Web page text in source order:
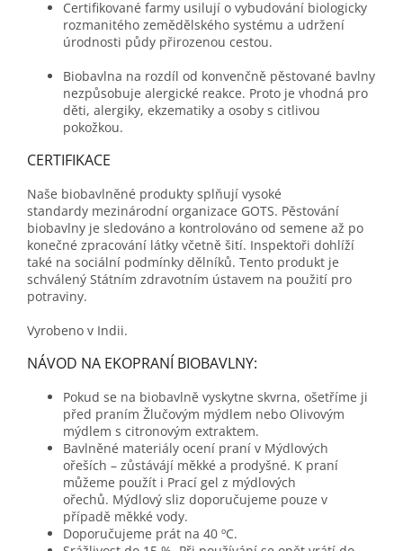
Certifikované farmy usilují o vybudování biologicky
rozmanitého zemědělského systému a udržení
úrodnosti půdy přirozenou cestou.
Biobavlna na rozdíl od konvenčně pěstované bavlny
nezpůsobuje alergické reakce. Proto je vhodná pro
děti, alergiky, ekzematiky a osoby s citlivou
pokožkou.
CERTIFIKACE
Naše biobavlněné produkty splňují vysoké
standardy mezinárodní organizace GOTS. Pěstování
biobavlny je sledováno a kontrolováno od semene až po
konečné zpracování látky včetně šití. Inspektoři dohlíží
také na sociální podmínky dělníků. Tento produkt je
schválený Státním zdravotním ústavem na použití pro
potraviny.
Vyrobeno v Indii.
NÁVOD NA EKOPRANÍ BIOBAVLNY:
Pokud se na biobavlně vyskytne skvrna, ošetříme ji
před praním Žlučovým mýdlem nebo Olivovým
mýdlem s citronovým extraktem.
Bavlněné materiály ocení praní v Mýdlových
ořeších – zůstávájí měkké a prodyšné. K praní
můžeme použít i Prací gel z mýdlových
ořechů. Mýdlový sliz doporučujeme pouze v
případě měkké vody.
Doporučujeme prát na 40 ºC.